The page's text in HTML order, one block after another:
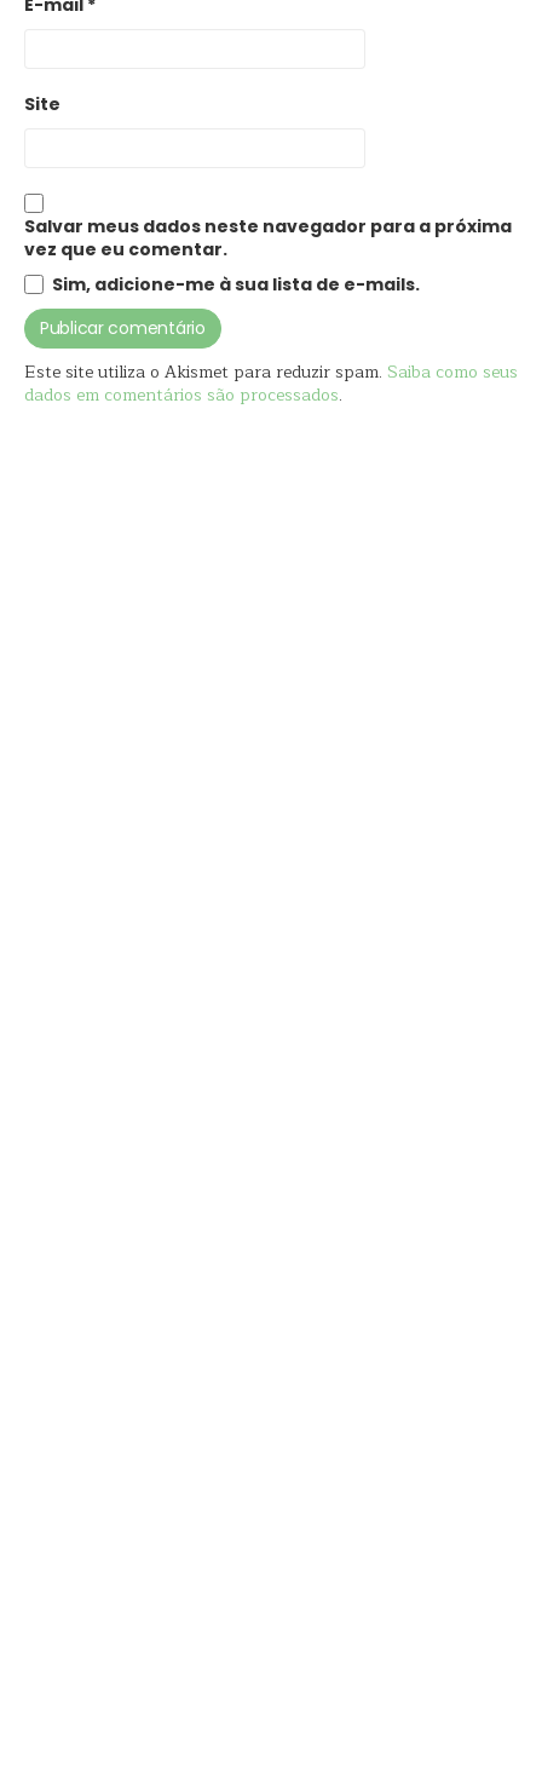
E-mail *
Site
Salvar meus dados neste navegador para a próxima
vez que eu comentar.
Sim, adicione-me à sua lista de e-mails.
Este site utiliza o Akismet para reduzir spam. Saiba como seus
dados em comentários são processados.